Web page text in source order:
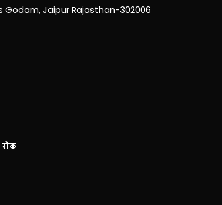
Godam, Jaipur Rajasthan-302006
रोक